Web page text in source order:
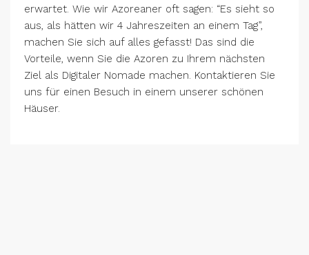
erwartet. Wie wir Azoreaner oft sagen: “Es sieht so
aus, als hätten wir 4 Jahreszeiten an einem Tag”,
machen Sie sich auf alles gefasst! Das sind die
Vorteile, wenn Sie die Azoren zu Ihrem nächsten
Ziel als Digitaler Nomade machen. Kontaktieren Sie
uns für einen Besuch in einem unserer schönen
Häuser.